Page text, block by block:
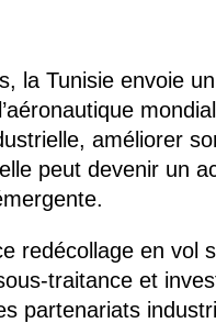
la Tunisie envoie
améliorer
peut devenir un
redécollage en vol
traitance et
partenariats